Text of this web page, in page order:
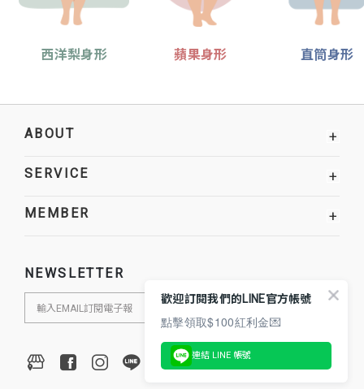
西洋梨身形 蘋果身形 直筒身形
ABOUT +
SERVICE +
MEMBER +
NEWSLETTER
歡迎訂閱我們的LINE官方帳號
點擊領取$100紅利金💌
連結 LINE 帳號